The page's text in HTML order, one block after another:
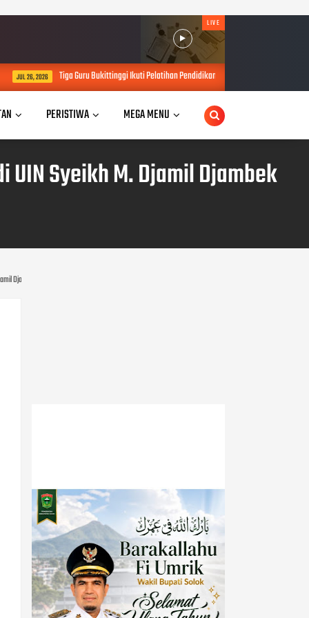
LIVE
Bukittinggi Ikuti Pelatihan Pendidikan Sains di Tiongkok, Kadisdikbud: Bawa Inovasi untuk
PERISTIWA MEGA MENU
UIN Syeikh M. Djamil Djambek
Djambek Bukittinggi.